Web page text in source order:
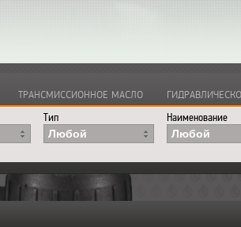
ТРАНСМИССИОННОЕ МАСЛО
Тип
Любой
Наименование
Любой